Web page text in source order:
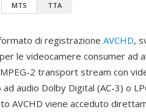
MTS TTA
di registrazione AVCHD,
le videocamere consumer ad
2 transport stream con
audio Dolby Digital (AC-3) o
AVCHD viene acceduto